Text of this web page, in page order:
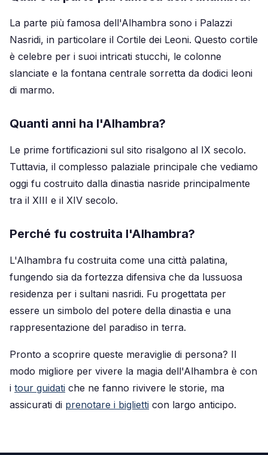
La parte più famosa dell'Alhambra sono i Palazzi
Nasridi, in particolare il Cortile dei Leoni. Questo cortile
è celebre per i suoi intricati stucchi, le colonne
slanciate e la fontana centrale sorretta da dodici leoni
di marmo.
Quanti anni ha l'Alhambra?
Le prime fortificazioni sul sito risalgono al IX secolo.
Tuttavia, il complesso palaziale principale che vediamo
oggi fu costruito dalla dinastia nasride principalmente
tra il XIII e il XIV secolo.
Perché fu costruita l'Alhambra?
L'Alhambra fu costruita come una città palatina,
fungendo sia da fortezza difensiva che da lussuosa
residenza per i sultani nasridi. Fu progettata per
essere un simbolo del potere della dinastia e una
rappresentazione del paradiso in terra.
Pronto a scoprire queste meraviglie di persona? Il
modo migliore per vivere la magia dell'Alhambra è con
i tour guidati che ne fanno rivivere le storie, ma
assicurati di prenotare i biglietti con largo anticipo.